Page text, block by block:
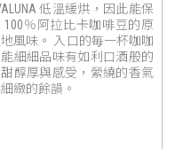
低溫緩烘，因此能保
100％阿拉比卡咖啡豆的原
風味。 入口的毎一杯咖咖
細細品味有如利口酒般的
醇厚與感受，縈繞的香氣
緻的餘韻。